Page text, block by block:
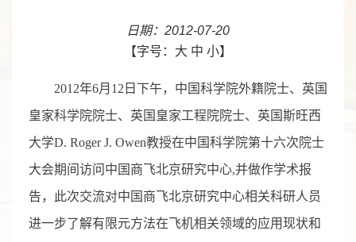
日期：2012-07-20
【字号： 大 中 小】
2012年6月12日下午，中国科学院外籍院士、英国
皇家科学院院士、英国皇家工程院院士、英国斯旺西
大学D. Roger J. Owen教授在中国科学院第十六次院士
大会期间访问中国商飞北京研究中心,并做作学术报
告，此次交流对中国商飞北京研究中心相关科研人员
进一步了解有限元方法在飞机相关领域的应用现状和